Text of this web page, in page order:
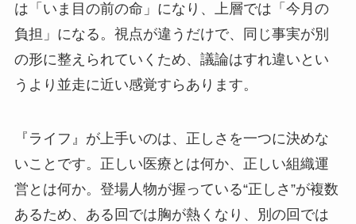
は「いま目の前の命」になり、上層では「今月の
負担」になる。視点が違うだけで、同じ事実が別
の形に整えられていくため、議論はすれ違いとい
うより並走に近い感覚すらあります。
『ライフ』が上手いのは、正しさを一つに決めな
いことです。正しい医療とは何か、正しい組織運
営とは何か。登場人物が握っている“正しさ”が複数
あるため、ある回では胸が熱くなり、別の回では